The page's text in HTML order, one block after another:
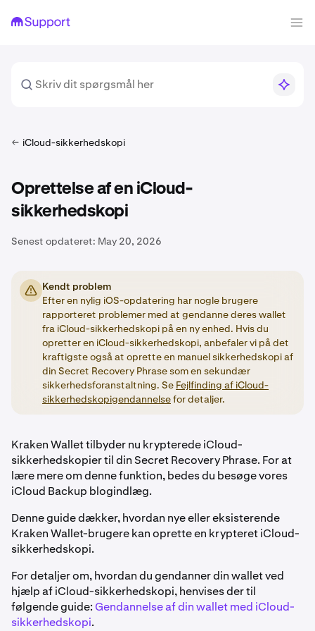
iCloud-sikkerhedskopi
Oprettelse af en iCloud-
sikkerhedskopi
Senest opdateret: May 20, 2026
Kendt problem
Efter en nylig iOS-opdatering har nogle brugere
rapporteret problemer med at gendanne deres wallet
fra iCloud-sikkerhedskopi på en ny enhed. Hvis du
opretter en iCloud-sikkerhedskopi, anbefaler vi på det
kraftigste også at oprette en manuel sikkerhedskopi af
din Secret Recovery Phrase som en sekundær
sikkerhedsforanstaltning. Se Fejlfinding af iCloud-
sikkerhedskopigendannelsefor detaljer.
Kraken Wallet tilbyder nu krypterede iCloud-
sikkerhedskopier til din Secret Recovery Phrase. For at
lære mere om denne funktion, bedes du besøge vores
iCloud Backup blogindlæg.
Denne guide dækker, hvordan nye eller eksisterende
Kraken Wallet-brugere kan oprette en krypteret iCloud-
sikkerhedskopi.
For detaljer om, hvordan du gendanner din wallet ved
hjælp af iCloud-sikkerhedskopi, henvises der til
følgende guide: Gendannelse af din wallet med iCloud-
sikkerhedskopi.